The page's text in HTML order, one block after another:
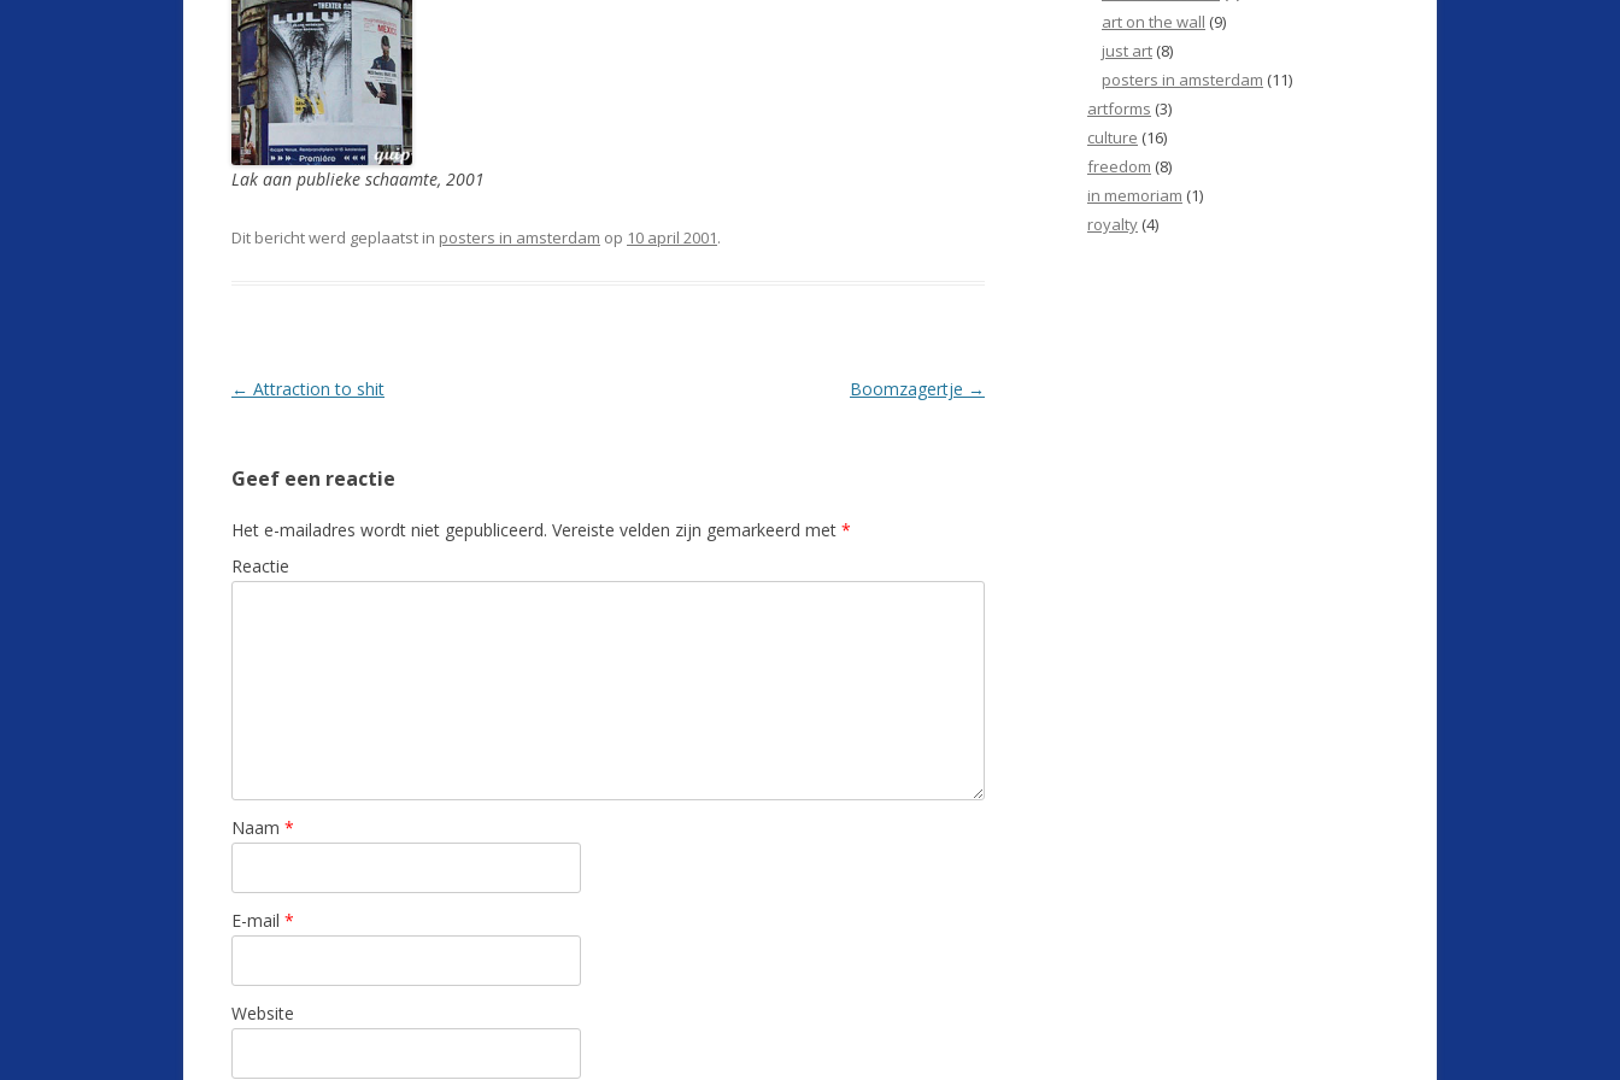
Lak aan publieke schaamte, 2001
Dit bericht werd geplaatst in posters in amsterdam op 10 april 2001.
Berichtnavigatie
← Attraction to shit Boomzagertje →
Geef een reactie
Het e-mailadres wordt niet gepubliceerd. Vereiste velden zijn gemarkeerd met *
Reactie
Naam *
E-mail *
Website
art on the wall (9)
just art (8)
posters in amsterdam (11)
artforms (3)
culture (16)
freedom (8)
in memoriam (1)
royalty (4)